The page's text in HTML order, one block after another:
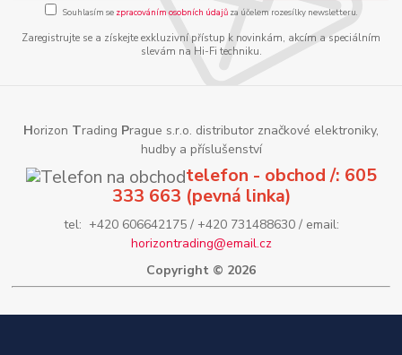
Souhlasím se zpracováním osobních údajůza účelem rozesílky newsletteru.
Zaregistrujte se a získejte exkluzivní přístup k novinkám, akcím a speciálním
slevám na Hi-Fi techniku.
Horizon Trading Prague s.r.o. distributor značkové elektroniky,
hudby a příslušenství
telefon - obchod /: 605
333 663 (pevná linka)
tel: +420 606642175 / +420 731488630 / email:
horizontrading@email.cz
Copyright © 2026